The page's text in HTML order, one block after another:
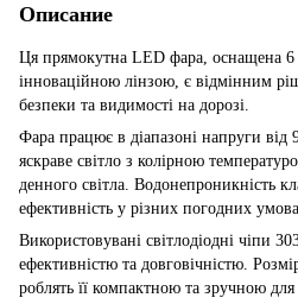
Описание
Ця прямокутна LED фара, оснащена 6
інноваційною лінзою, є відмінним
безпеки та видимості на дорозі.
Фара працює в діапазоні напруги від
яскраве світло з колірною
денного світла. Водонепроникність
ефективність у різних погодних
Використовувані світлодіодні чіпи
ефективністю та довговічністю.
роблять її компактною та зручною